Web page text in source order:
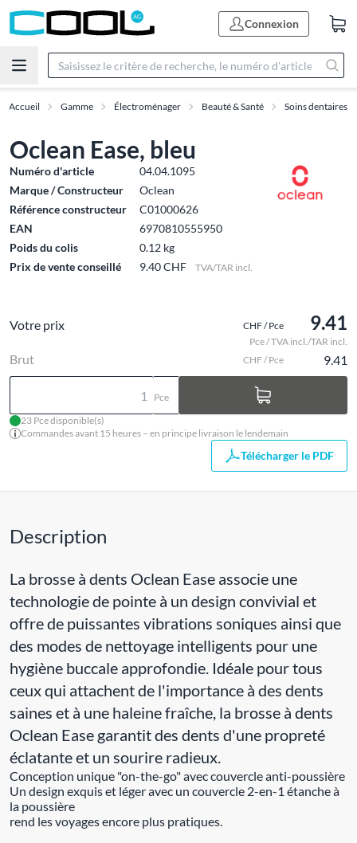
Connexion
Accueil Gamme Électroménager Beauté & Santé Soins dentaires
Oclean Ease, bleu
Numéro d'article
04.04.1095
Marque / Constructeur
Oclean
Référence constructeur
C01000626
EAN
6970810555950
Poids du colis
0.12 kg
Prix de vente conseillé
9.40 CHF TVA/TAR incl.
Votre prix CHF / Pce 9.41
Pce / TVA incl./TAR incl.
Brut CHF / Pce 9.41
Pce
23 Pce disponible(s)
Commandes avant 15 heures – en principe livraison le lendemain
Télécharger le PDF
Description
La brosse à dents Oclean Ease associe une
technologie de pointe à un design convivial et
offre de puissantes vibrations soniques ainsi que
des modes de nettoyage intelligents pour une
hygiène buccale approfondie. Idéale pour tous
ceux qui attachent de l'importance à des dents
saines et à une haleine fraîche, la brosse à dents
Oclean Ease garantit des dents d'une propreté
éclatante et un sourire radieux.
Conception unique "on-the-go" avec couvercle anti-poussière
Un design exquis et léger avec un couvercle 2-en-1 étanche à
la poussière
rend les voyages encore plus pratiques.